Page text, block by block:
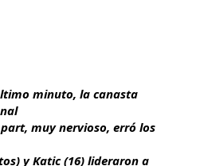
minuto, la canasta
muy nervioso, erró los
y Katic (16) lideraron a